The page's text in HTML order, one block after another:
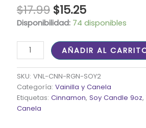
$17.99 $15.25
Disponibilidad: 74 disponibles
AÑADIR AL
SKU: VNL-CNN-RGN-SOY2
Categoría: Vainilla y Canela
Etiquetas: Cinnamon, Soy Candle 9oz,
Canela